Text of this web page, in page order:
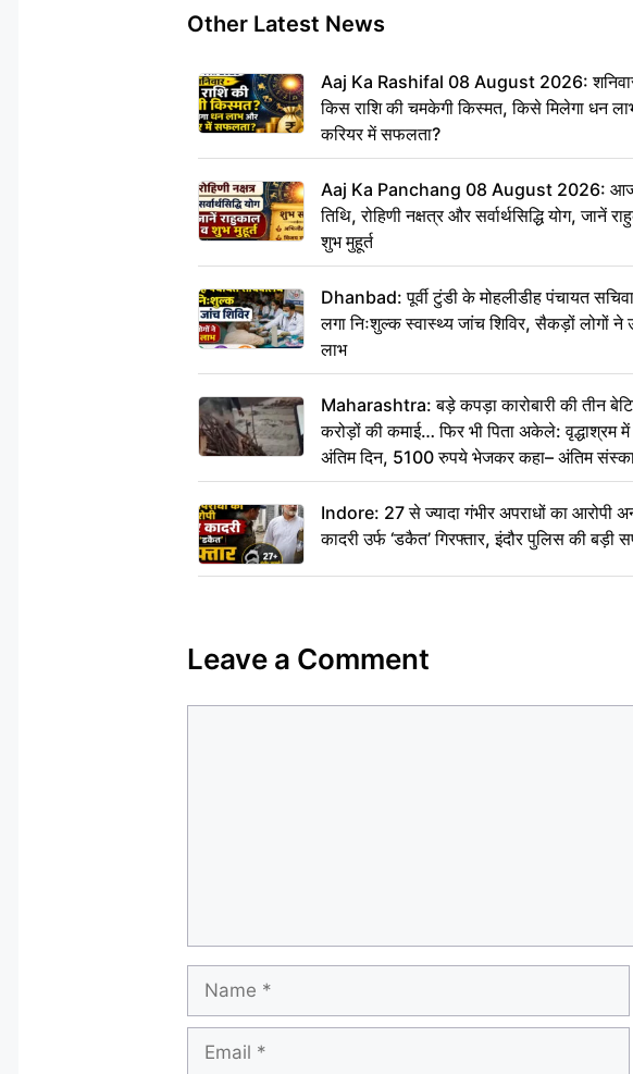
Other Latest News
Aaj Ka Rashifal 08 August 2026:
किस राशि की चमकेगी किस्मत, किसे मिलेगा धन
करियर में सफलता?
Aaj Ka Panchang 08 August 2026: आज
तिथि, रोहिणी नक्षत्र और सर्वार्थसिद्धि योग, जानें
शुभ मुहूर्त
Dhanbad: पूर्वी टुंडी के मोहलीडीह पंचायत
लगा निःशुल्क स्वास्थ्य जांच शिविर, सैकड़ों लोगों ने
लाभ
Maharashtra: बड़े कपड़ा कारोबारी की तीन
करोड़ों की कमाई… फिर भी पिता अकेले: वृद्धाश्रम
अंतिम दिन, 5100 रुपये भेजकर कहा– अंतिम
दीजिए हम नहीं आ पाएंगे
Indore: 27 से ज्यादा गंभीर अपराधों का आरोपी
कादरी उर्फ ‘डकैत’ गिरफ्तार, इंदौर पुलिस की बड़ी
Leave a Comment
Name
Email